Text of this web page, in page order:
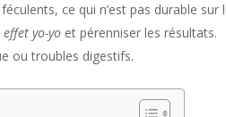
ce qui n’est pas durable sur
effet yo-yo et pérenniser les résultats.
ou troubles digestifs.